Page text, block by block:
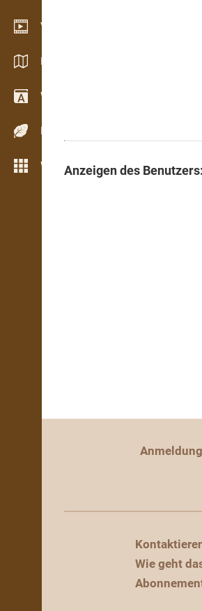
Video Showroom
Kataloge / Broschüren
Wörterbuch
Holzarten
Weitere Funktionen
Anzeigen des
Anmeldung
Wie geht